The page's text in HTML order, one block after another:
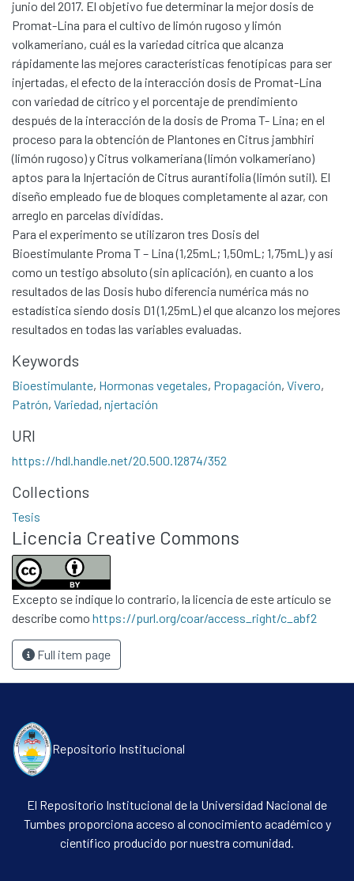
Communities & Collections
Políticas
junio del 2017. El objetivo fue determinar la mejor dosis de
Promat-Lina para el cultivo de limón rugoso y limón
volkameriano, cuál es la variedad cítrica que alcanza
rápidamente las mejores características fenotípicas para ser
injertadas, el efecto de la interacción dosis de Promat-Lina
con variedad de cítrico y el porcentaje de prendimiento
después de la interacción de la dosis de Proma T- Lina; en el
proceso para la obtención de Plantones en Citrus jambhiri
(limón rugoso) y Citrus volkameriana (limón volkameriano)
aptos para la Injertación de Citrus aurantifolia (limón sutil). El
diseño empleado fue de bloques completamente al azar, con
arreglo en parcelas divididas.
Para el experimento se utilizaron tres Dosis del
Bioestimulante Proma T – Lina (1,25mL; 1,50mL; 1,75mL) y así
como un testigo absoluto (sin aplicación), en cuanto a los
resultados de las Dosis hubo diferencia numérica más no
estadística siendo dosis D1 (1,25mL) el que alcanzo los mejores
resultados en todas las variables evaluadas.
Keywords
Bioestimulante, Hormonas vegetales, Propagación, Vivero,
Patrón, Variedad, njertación
URI
https://hdl.handle.net/20.500.12874/352
Collections
Tesis
Licencia Creative Commons
Excepto se indique lo contrario, la licencia de este artículo se
describe como https://purl.org/coar/access_right/c_abf2
Full item page
Repositorio Institucional
El Repositorio Institucional de la Universidad Nacional de
Tumbes proporciona acceso al conocimiento académico y
científico producido por nuestra comunidad.